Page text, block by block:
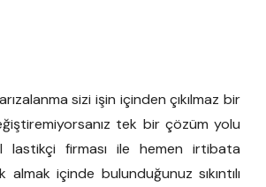
sizi işin içinden çıkılmaz bir
tek bir çözüm yolu
firması ile hemen irtibata
içinde bulunduğunuz sıkıntılı